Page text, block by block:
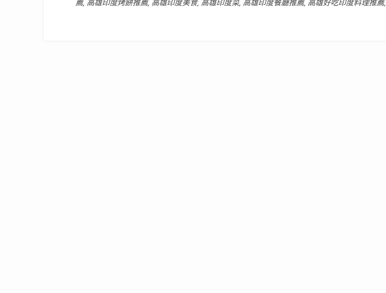
薦, 高雄印度烤餅推薦, 高雄印度美食, 高雄印度菜, 高雄印度餐廳推薦, 高雄好吃印度料理推薦,